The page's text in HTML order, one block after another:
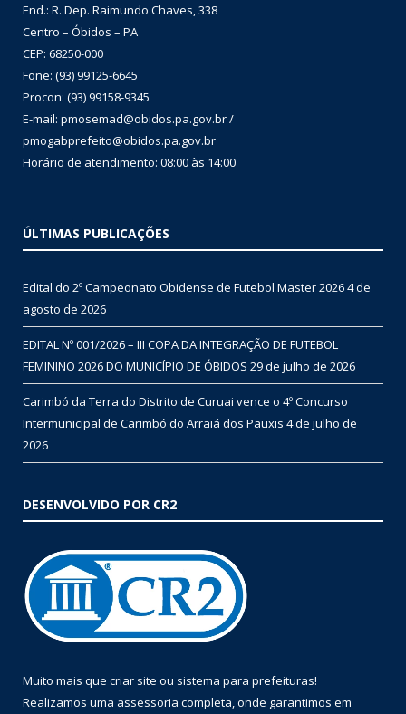
End.: R. Dep. Raimundo Chaves, 338
Centro – Óbidos – PA
CEP: 68250-000
Fone: (93) 99125-6645
Procon: (93) 99158-9345
E-mail: pmosemad@obidos.pa.gov.br /
pmogabprefeito@obidos.pa.gov.br
Horário de atendimento: 08:00 às 14:00
ÚLTIMAS PUBLICAÇÕES
Edital do 2º Campeonato Obidense de Futebol Master 20264 de
agosto de 2026
EDITAL Nº 001/2026 – III COPA DA INTEGRAÇÃO DE FUTEBOL
FEMININO 2026 DO MUNICÍPIO DE ÓBIDOS 29 de julho de 2026
Carimbó da Terra do Distrito de Curuai vence o 4º Concurso
Intermunicipal de Carimbó do Arraiá dos Pauxis 4 de julho de
2026
DESENVOLVIDO POR CR2
Muito mais que criar site ou sistema para prefeituras!
Realizamos uma assessoria completa, onde garantimos em